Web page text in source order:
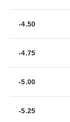
-4.50
-4.75
-5.00
-5.25